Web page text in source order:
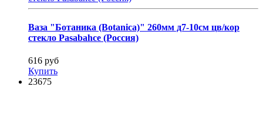
Ваза "Ботаника (Botanica)" 260мм д7-10см цв/кор
стекло Pasabahce (Россия)
616 руб
Купить
23675